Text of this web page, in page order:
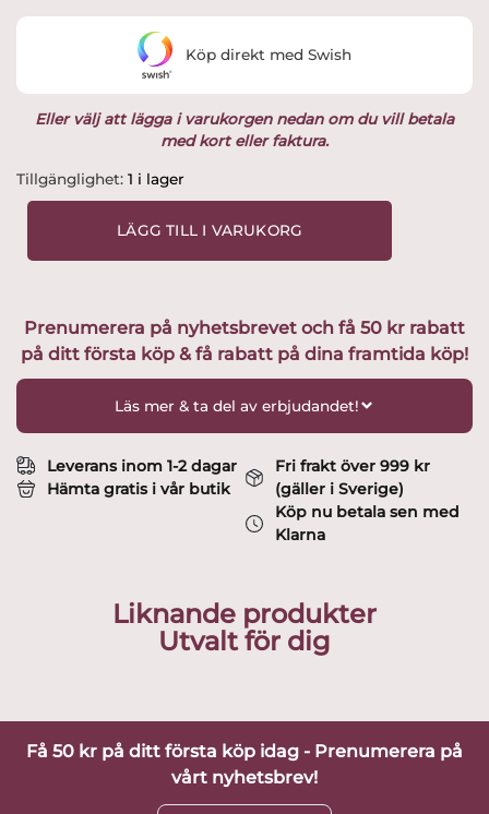
var:
1,495 kr.1,299 kr.
Eller välj att lägga i varukorgen nedan om du vill betala
med kort eller faktura.
Tillgänglighet: 1 i lager
Gustavsberg
med
Lisa
Larson
mängd
LÄGG TILL I VARUKORG
Köp direkt med Swish
Prenumerera på nyhetsbrevet och få 50 kr rabatt
på ditt första köp & få rabatt på dina framtida köp!
Läs mer & ta del av erbjudandet!
Leverans inom 1-2 dagar
Hämta gratis i vår butik
Fri frakt över 999 kr
(gäller i Sverige)
Köp nu betala sen med
Klarna
Liknande produkter
Utvalt för dig
Få 50 kr på ditt första köp idag - Prenumerera på
vårt nyhetsbrev!